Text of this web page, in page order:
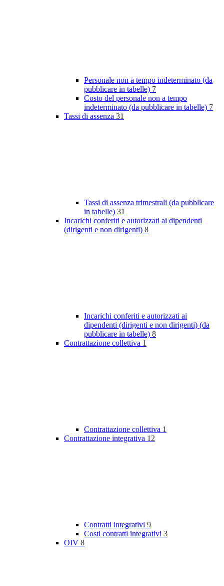
Personale non a tempo indeterminato (da
pubblicare in tabelle) 7
Costo del personale non a tempo
indeterminato (da pubblicare in tabelle) 7
Tassi di assenza 31
Tassi di assenza trimestrali (da pubblicare
in tabelle) 31
Incarichi conferiti e autorizzati ai dipendenti
(dirigenti e non dirigenti) 8
Incarichi conferiti e autorizzati ai
dipendenti (dirigenti e non dirigenti) (da
pubblicare in tabelle) 8
Contrattazione collettiva 1
Contrattazione collettiva 1
Contrattazione integrativa 12
Contratti integrativi 9
Costi contratti integrativi 3
OIV 8